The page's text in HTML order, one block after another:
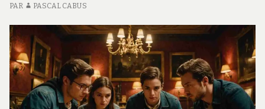
PAR PASCAL CABUS